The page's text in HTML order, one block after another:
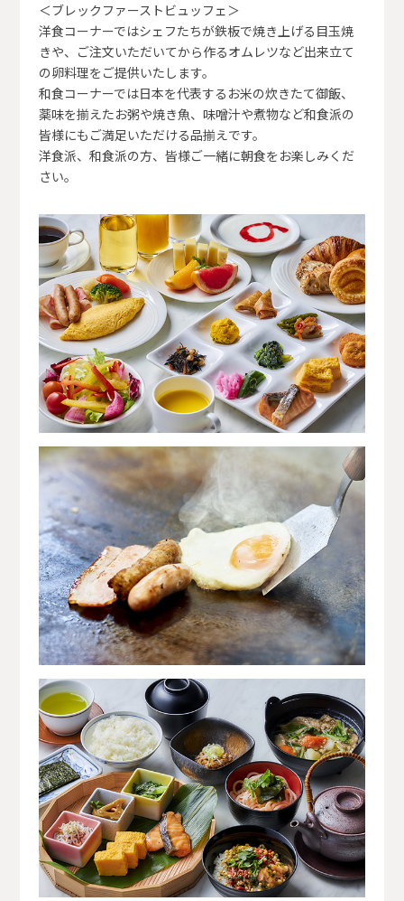
＜ブレックファーストビュッフェ＞
洋食コーナーではシェフたちが鉄板で焼き上げる目玉焼
きや、ご注文いただいてから作るオムレツなど出来立て
の卵料理をご提供いたします。
和食コーナーでは日本を代表するお米の炊きたて御飯、
薬味を揃えたお粥や焼き魚、味噌汁や煮物など和食派の
皆様にもご満足いただける品揃えです。
洋食派、和食派の方、皆様ご一緒に朝食をお楽しみくだ
さい。